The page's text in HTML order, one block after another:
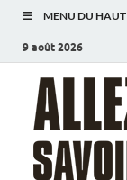
MENU DU HAUT
9 août 2026